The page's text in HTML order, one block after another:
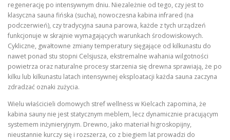
regenerację po intensywnym dniu. Niezależnie od tego, czy jest to
klasyczna sauna fińska (sucha), nowoczesna kabina infrared (na
podczerwień), czy tradycyjna sauna parowa, każde z tych urządzeń
funkcjonuje w skrajnie wymagających warunkach środowiskowych.
Cykliczne, gwałtowne zmiany temperatury sięgające od kilkunastu do
nawet ponad stu stopni Celsjusza, ekstremalne wahania wilgotności
powietrza oraz naturalne procesy starzenia się drewna sprawiają, że po
kilku lub kilkunastu latach intensywnej eksploatacji każda sauna zaczyna
zdradzać oznaki zużycia.
Wielu właścicieli domowych stref wellness w Kielcach zapomina, że
kabina sauny nie jest statycznym meblem, lecz dynamicznie pracującym
systemem inżynieryjnym. Drewno, jako materiał higroskopijny,
nieustannie kurczy się i rozszerza, co z biegiem lat prowadzi do